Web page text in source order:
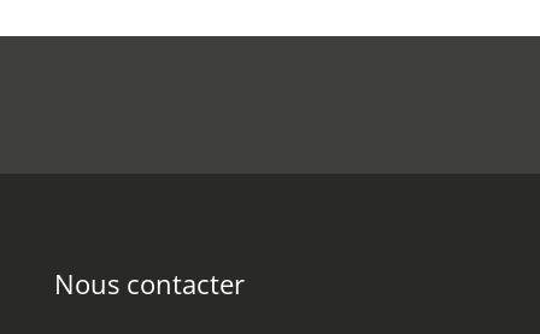
Nous contacter